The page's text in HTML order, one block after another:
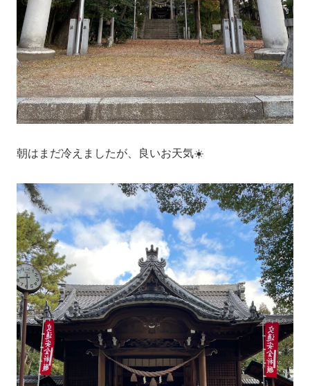
朝はまだ冷えましたが、良いお天気☀️